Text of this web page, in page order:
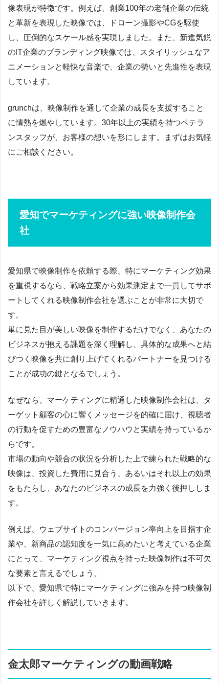
像表現が特徴です。例えば、創業100年の老舗企業の伝統
と革新を表現した映像では、ドローン撮影やCGを駆使
し、圧倒的なスケール感を実現しました。また、新進気鋭
のIT企業のブランディング映像では、スタイリッシュなア
ニメーションと軽快な音楽で、企業の勢いと先進性を表現
しています。
grunchは、映像制作を通して企業の成長を支援すること
に情熱を燃やしています。30年以上の実績を持つベテラ
ンスタッフが、お客様の想いを形にします。まずはお気軽
にご相談ください。
愛知でマーケティングに強い映像制作会
社
愛知県で映像制作を依頼する際、特にマーケティング効果
を重視するなら、戦略立案から効果測定まで一貫してサポ
ートしてくれる映像制作会社を選ぶことが非常に大切で
す。
単に見た目が美しい映像を制作するだけでなく、あなたの
ビジネスが抱える課題を深く理解し、具体的な成果へと結
びつく映像を共に創り上げてくれるパートナーを見つける
ことが成功の鍵となるでしょう。
なぜなら、マーケティングに精通した映像制作会社は、タ
ーゲット顧客の心に響くメッセージを的確に届け、視聴者
の行動を促すための豊富なノウハウと実績を持っているか
らです。
市場の動向や競合の状況を分析した上で練られた戦略的な
映像は、投資した費用に見合う、あるいはそれ以上の効果
をもたらし、あなたのビジネスの成長を力強く後押ししま
す。
例えば、ウェブサイトのコンバージョン率向上を目指す企
業や、新商品の認知度を一気に高めたいと考えている企業
にとって、マーケティング視点を持った映像制作は不可欠
な要素と言えるでしょう。
以下で、愛知県で特にマーケティングに強みを持つ映像制
作会社を詳しく解説していきます。
金太郎マーケティングの動画戦略